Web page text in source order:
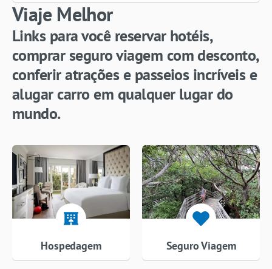
Viaje Melhor
Links para você reservar hotéis,
comprar seguro viagem com desconto,
conferir atrações e passeios incríveis e
alugar carro em qualquer lugar do
mundo.
Hospedagem Seguro Viagem